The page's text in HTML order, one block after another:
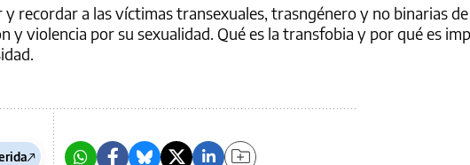
y recordar a las víctimas transexuales, trasngénero y no binarias de
y violencia por su sexualidad. Qué es la transfobia y por qué es